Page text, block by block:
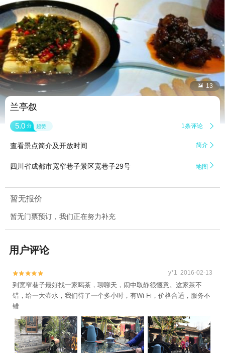
 13
兰亭叙
5.0 分 超赞 1条评论 
查看景点简介及开放时间 简介 
四川省成都市宽窄巷子景区宽巷子29号 地图 
暂无报价
暂无门票预订，我们正在努力补充
用户评论

 y*1 2016-02-13
到宽窄巷子最好找一家喝茶，聊聊天，闹中取静很惬意。这家茶不
错，给一大壶水，我们待了一个多小时，有Wi-Fi，价格合适，服务不
错
